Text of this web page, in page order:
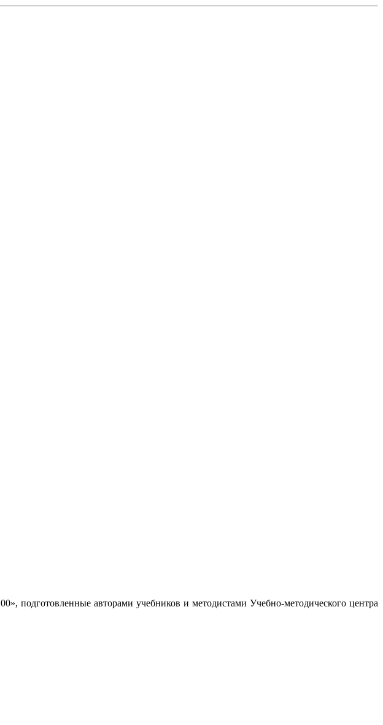
подготовленные авторами учебников и методистами Учебно-методического центра